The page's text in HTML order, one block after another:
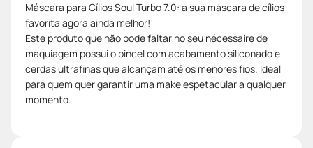
Máscara para Cílios Soul Turbo 7.0: a sua máscara de cílios
favorita agora ainda melhor!
Este produto que não pode faltar no seu nécessaire de
maquiagem possui o pincel com acabamento siliconado e
cerdas ultrafinas que alcançam até os menores fios. Ideal
para quem quer garantir uma make espetacular a qualquer
momento.